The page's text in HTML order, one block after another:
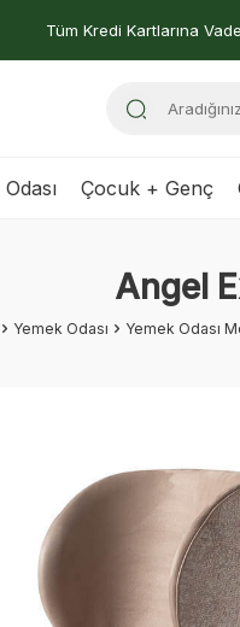
Tüm Kredi Kartlarına
Çocuk + Genç
Angel
Yemek Odası Yemek Odası